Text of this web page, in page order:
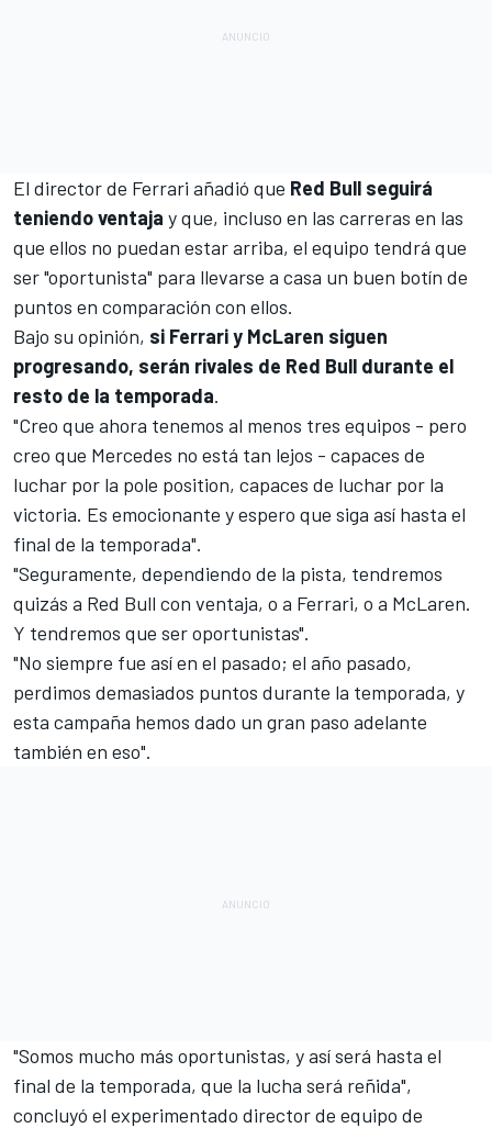
El director de Ferrari añadió que Red Bull seguirá
teniendo ventaja y que, incluso en las carreras en las
que ellos no puedan estar arriba, el equipo tendrá que
ser "oportunista" para llevarse a casa un buen botín de
puntos en comparación con ellos.
Bajo su opinión, si Ferrari y McLaren siguen
progresando, serán rivales de Red Bull durante el
resto de la temporada.
"Creo que ahora tenemos al menos tres equipos - pero
creo que Mercedes no está tan lejos - capaces de
luchar por la pole position, capaces de luchar por la
victoria. Es emocionante y espero que siga así hasta el
final de la temporada".
"Seguramente, dependiendo de la pista, tendremos
quizás a Red Bull con ventaja, o a Ferrari, o a McLaren.
Y tendremos que ser oportunistas".
"No siempre fue así en el pasado; el año pasado,
perdimos demasiados puntos durante la temporada, y
esta campaña hemos dado un gran paso adelante
también en eso".
"Somos mucho más oportunistas, y así será hasta el
final de la temporada, que la lucha será reñida",
concluyó el experimentado director de equipo de